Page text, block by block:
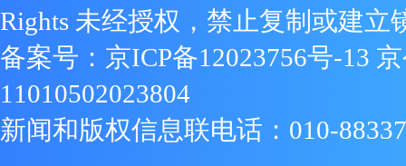
Rights 未经授权，禁止复制或建立
备案号： 京ICP备12023756号-13
11010502023804
新闻和版权信息联电话：010-